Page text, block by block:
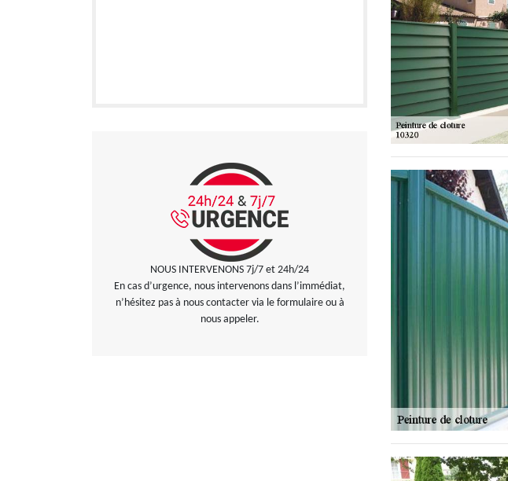
NOUS INTERVENONS 7j/7 et 24h/24
En cas d’urgence, nous intervenons dans l’immédiat,
n’hésitez pas à nous contacter via le formulaire ou à
nous appeler.